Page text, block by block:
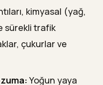
kimyasal (yağ,
sürekli trafik
çukurlar ve
Yoğun yaya